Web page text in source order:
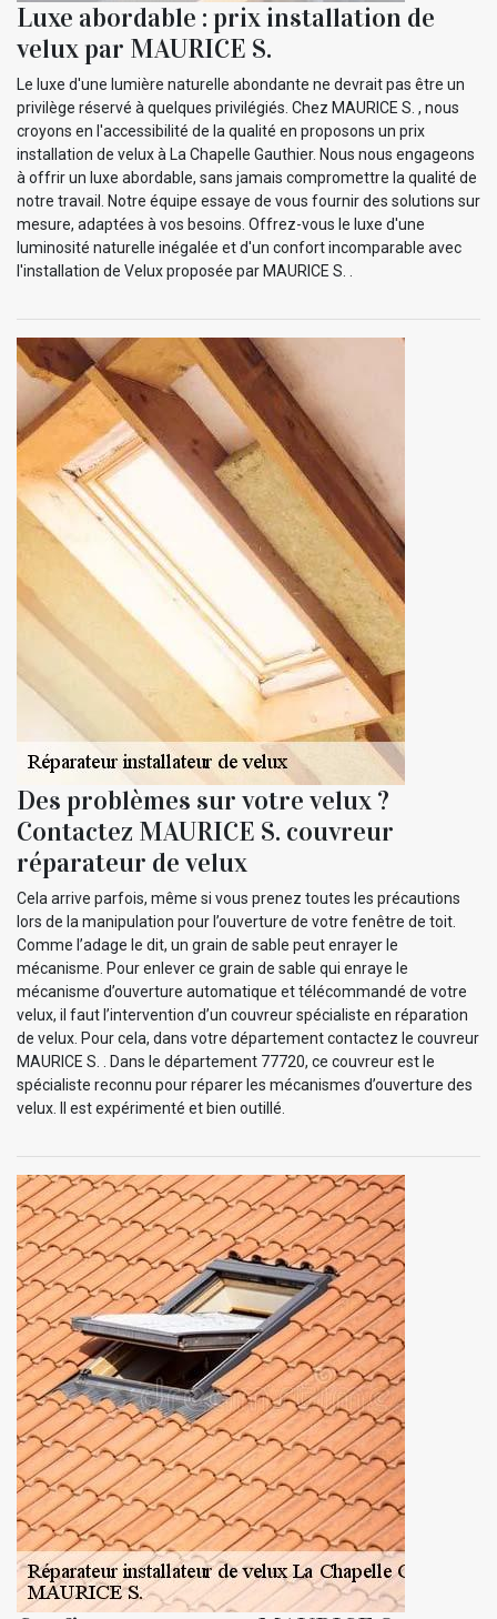
Luxe abordable : prix installation de
velux par MAURICE S.
Le luxe d'une lumière naturelle abondante ne devrait pas être un
privilège réservé à quelques privilégiés. Chez MAURICE S. , nous
croyons en l'accessibilité de la qualité en proposons un prix
installation de velux à La Chapelle Gauthier. Nous nous engageons
à offrir un luxe abordable, sans jamais compromettre la qualité de
notre travail. Notre équipe essaye de vous fournir des solutions sur
mesure, adaptées à vos besoins. Offrez-vous le luxe d'une
luminosité naturelle inégalée et d'un confort incomparable avec
l'installation de Velux proposée par MAURICE S. .
Des problèmes sur votre velux ?
Contactez MAURICE S. couvreur
réparateur de velux
Cela arrive parfois, même si vous prenez toutes les précautions
lors de la manipulation pour l’ouverture de votre fenêtre de toit.
Comme l’adage le dit, un grain de sable peut enrayer le
mécanisme. Pour enlever ce grain de sable qui enraye le
mécanisme d’ouverture automatique et télécommandé de votre
velux, il faut l’intervention d’un couvreur spécialiste en réparation
de velux. Pour cela, dans votre département contactez le couvreur
MAURICE S. . Dans le département 77720, ce couvreur est le
spécialiste reconnu pour réparer les mécanismes d’ouverture des
velux. Il est expérimenté et bien outillé.